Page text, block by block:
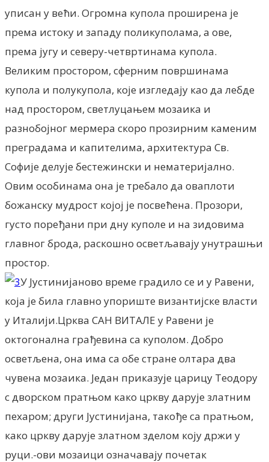
уписан у већи. Огромна купола проширена је
према истоку и западу поликуполама, а ове,
према југу и северу-четвртинама купола.
Великим простором, сферним површинама
купола и полукупола, које изгледају као да лебде
над простором, светлуцањем мозаика и
разнобојног мермера скоро прозирним каменим
преградама и капителима, архитектура Св.
Софије делује бестежински и нематеријално.
Овим особинама она је требало да оваплоти
божанску мудрост којој је посвећена. Прозори,
густо поређани при дну куполе и на зидовима
главног брода, раскошно осветљавају унутрашњи
простор.
У Јустинијаново време градило се и у Равени,
која је била главно упориште византијске власти
у Италији.Црква САН ВИТАЛЕ у Равени је
октогонална грађевина са куполом. Добро
осветљена, она има са обе стране олтара два
чувена мозаика. Један приказује царицу Теодору
с дворском пратњом како цркву дарује златним
пехаром; други Јустинијана, такође са пратњом,
како цркву дарује златном зделом коју држи у
руци.-ови мозаици означавају почетак